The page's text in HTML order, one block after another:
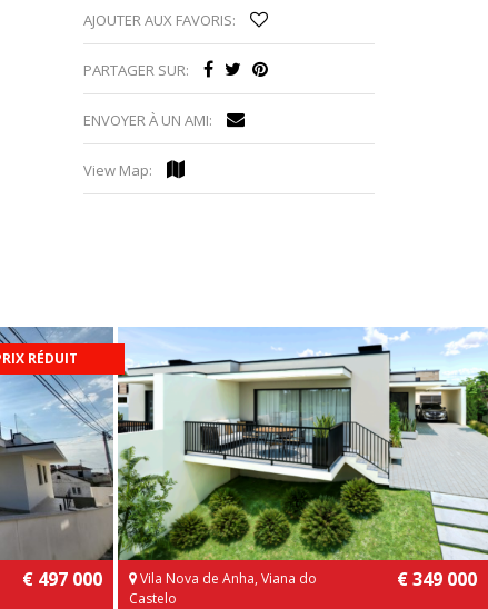
AJOUTER AUX FAVORIS:
PARTAGER SUR:
ENVOYER À UN AMI:
View Map:
RÉDUIT
€ 497 000
Vila Nova de Anha, Viana do
Castelo
€ 349 000